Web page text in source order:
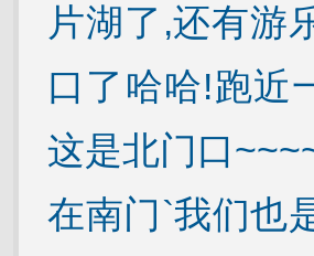
片湖了,还有游
口了哈哈!跑近
这是北门口
在南门`我们也